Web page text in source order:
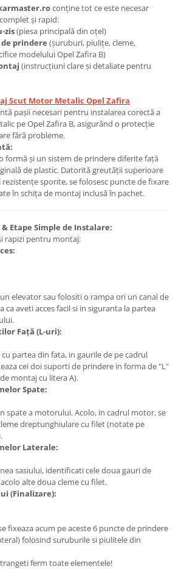
Romeo
Rover
conține tot ce este necesar
și rapid:
zis(piesa principală din oțel)
prindere (șuruburi, piulițe, cleme,
modelului Opel Zafira B)
(instrucțiuni clare și detaliate pentru
Scut Motor Metalic Opel Zafira
pașii necesari pentru instalarea corectă a
pe Opel Zafira B, asigurând o protecție
fără probleme.
formă și un sistem de prindere diferite față
de plastic. Datorită greutății superioare
rezistențe sporite, se folosesc puncte de fixare
în schița de montaj inclusă în pachet.
Etape Simple de Instalare:
rapizi pentru montaj:
elevator sau folositi o rampa ori un canal de
ca aveti acces facil si in siguranta la partea
Față (L-uri):
partea din fata, in gaurile de pe cadrul
cei doi suporti de prindere in forma de "L"
montaj cu litera A).
Spate:
spate a motorului. Acolo, in cadrul motor, se
dreptunghiulare cu filet (notate pe
Laterale:
sasiului, identificati cele doua gauri de
alte doua cleme cu filet.
(Finalizare):
fixeaza acum pe aceste 6 puncte de prindere
folosind suruburile si piulitele din
ferm toate elementele!